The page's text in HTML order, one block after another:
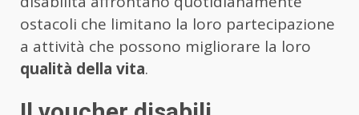
ostacoli che limitano la loro partecipazione
a attività che possono migliorare la loro
qualità della vita.